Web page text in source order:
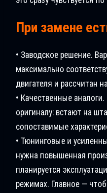
При замене
• Заводское решение.
максимально
двигателя и рассчитан
• Качественные
оригиналу: встают на
сопоставимые
• Тюнинговые и
нужна повышенная
планируется
режимах. Главное —